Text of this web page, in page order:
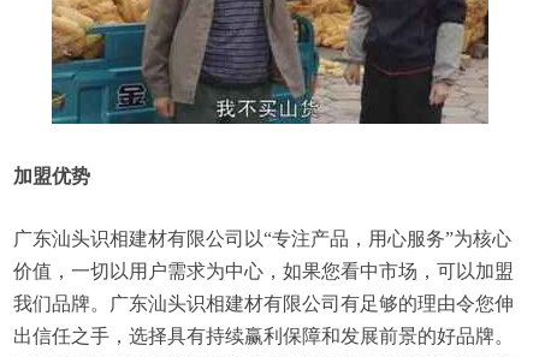
加盟优势
广东汕头识相建材有限公司以“专注产品，用心服务”为核心
价值，一切以用户需求为中心，如果您看中市场，可以加盟
我们品牌。广东汕头识相建材有限公司有足够的理由令您伸
出信任之手，选择具有持续赢利保障和发展前景的好品牌。